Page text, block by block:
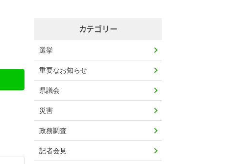
カテゴリー
選挙
重要なお知らせ
県議会
災害
政務調査
記者会見